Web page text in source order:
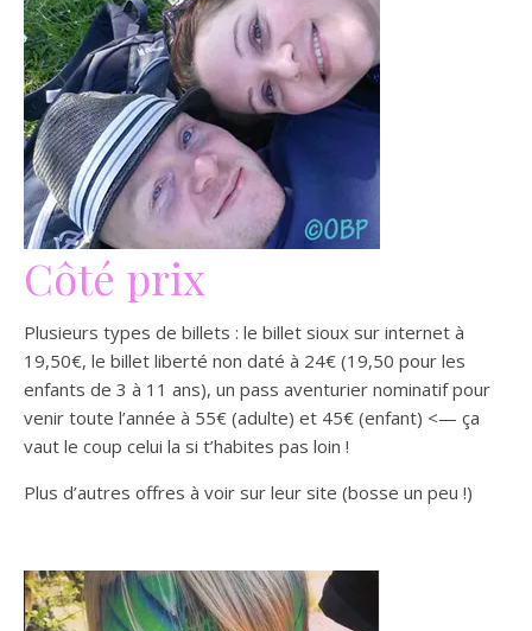
Côté prix
Plusieurs types de billets : le billet sioux sur internet à
19,50€, le billet liberté non daté à 24€ (19,50 pour les
enfants de 3 à 11 ans), un pass aventurier nominatif pour
venir toute l’année à 55€ (adulte) et 45€ (enfant) <— ça
vaut le coup celui la si t’habites pas loin !
Plus d’autres offres à voir sur leur site (bosse un peu !)